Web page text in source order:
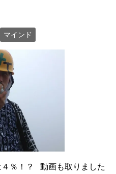
マインド
４％！？ 動画も取りました